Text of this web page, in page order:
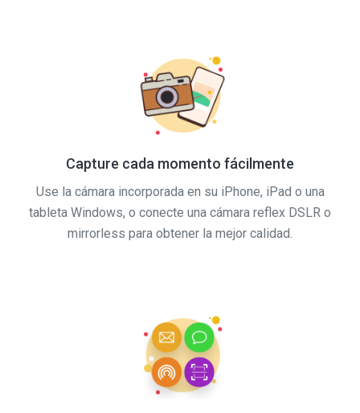
Capture cada momento fácilmente
Use la cámara incorporada en su iPhone, iPad o una
tableta Windows, o conecte una cámara reflex DSLR o
mirrorless para obtener la mejor calidad.